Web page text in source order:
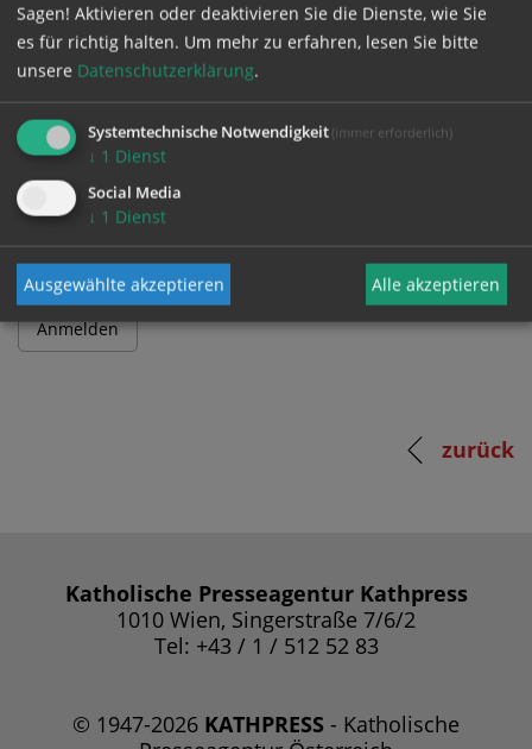
und Passwort an.
Benutzername
Passwort
zurück
Katholische Presseagentur Kathpress
1010 Wien, Singerstraße 7/6/2
Tel: +43 / 1 / 512 52 83
© 1947-2026 KATHPRESS - Katholische
Sagen! Aktivieren oder deaktivieren Sie die Dienste, wie Sie
es für richtig halten. Um mehr zu erfahren, lesen Sie bitte
unsere Datenschutzerklärung.
Systemtechnische Notwendigkeit (immer erforderlich)
↓ 1 Dienst
Social Media
↓ 1 Dienst
Ausgewählte akzeptieren Alle akzeptieren